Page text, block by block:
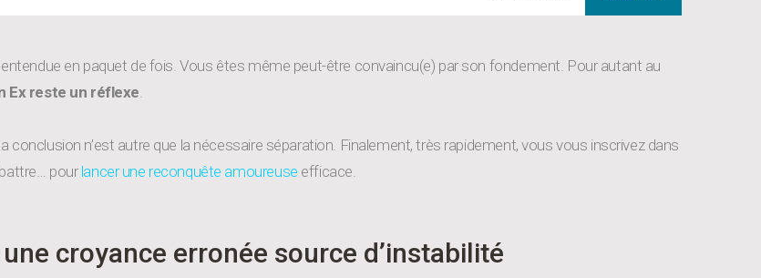
son
rupture:
en paquet de fois. Vous êtes même peut-être convaincu(e) par son fondement. Pour autant au
Ex reste un réflexe
n’est autre que la nécessaire séparation. Finalement, très rapidement, vous vous inscrivez dans
pourlancer une reconquête amoureuse efficace.
croyance erronée source d’instabilité